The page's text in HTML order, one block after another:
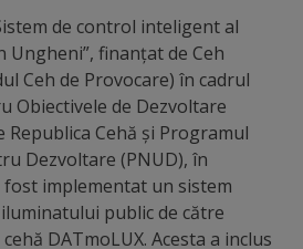
de control inteligent al
finanțat de Ceh
Ceh de Provocare) în cadrul
Obiectivele de Dezvoltare
Republica Cehă și Programul
Dezvoltare (PNUD), în
implementat un sistem
public de către
DATmoLUX. Acesta a inclus